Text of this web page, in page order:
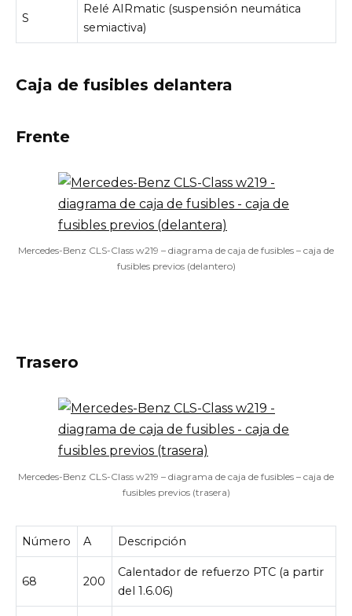
S
Relé AIRmatic (suspensión neumática
semiactiva)
Caja de fusibles delantera
Frente
Mercedes-Benz CLS-Class w219 – diagrama de caja de fusibles – caja de
fusibles previos (delantero)
Trasero
Mercedes-Benz CLS-Class w219 – diagrama de caja de fusibles – caja de
fusibles previos (trasera)
Número A Descripción
68 200
Calentador de refuerzo PTC (a partir
del 1.6.06)